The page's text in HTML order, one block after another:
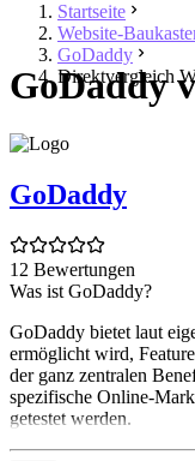
Startseite
Website-
GoDaddy
Direktvergleich
GoDaddy
GoDaddy
12 Bewertungen
Was ist GoDaddy?
GoDaddy bietet laut
ermöglicht wird,
der ganz zentralen
spezifische Online-
getestet werden.